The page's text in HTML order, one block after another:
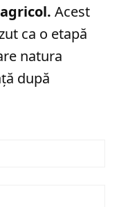
Acest
ca o etapă
natura
după